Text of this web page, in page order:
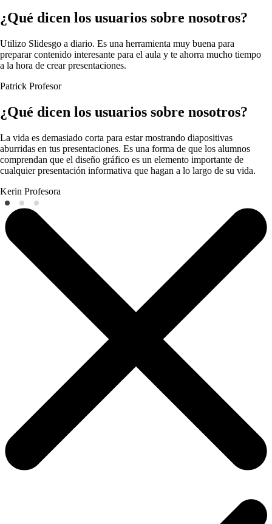
¿Qué dicen los usuarios sobre nosotros?
Utilizo Slidesgo a diario. Es una herramienta muy buena para
preparar contenido interesante para el aula y te ahorra mucho tiempo
a la hora de crear presentaciones.
Patrick Profesor
¿Qué dicen los usuarios sobre nosotros?
La vida es demasiado corta para estar mostrando diapositivas
aburridas en tus presentaciones. Es una forma de que los alumnos
comprendan que el diseño gráfico es un elemento importante de
cualquier presentación informativa que hagan a lo largo de su vida.
Kerin Profesora